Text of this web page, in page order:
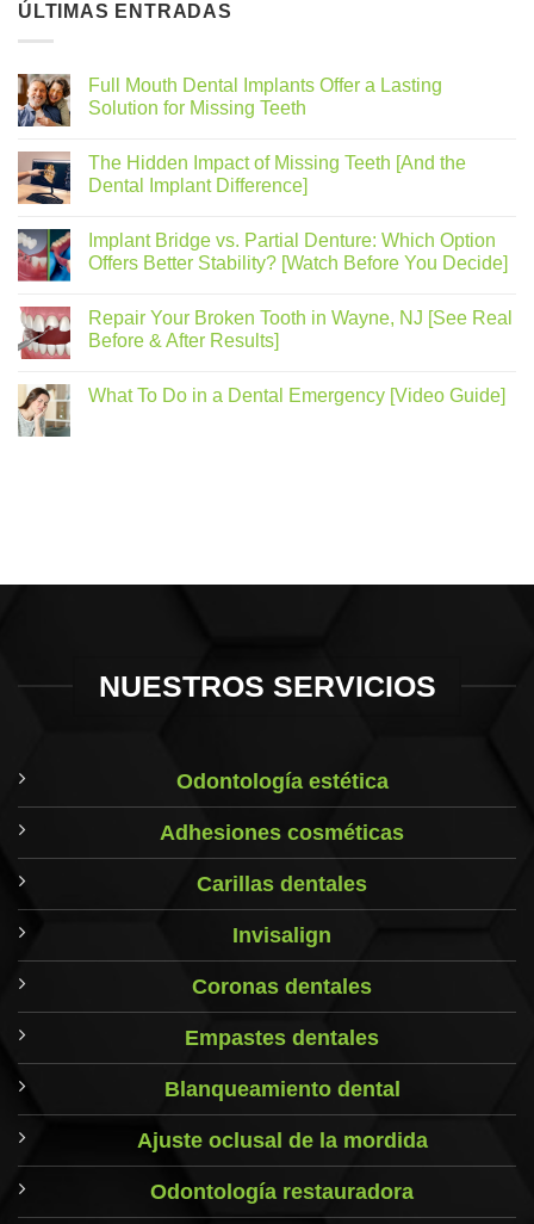
ÚLTIMAS ENTRADAS
Full Mouth Dental Implants Offer a Lasting
Solution for Missing Teeth
The Hidden Impact of Missing Teeth [And the
Dental Implant Difference]
Implant Bridge vs. Partial Denture: Which Option
Offers Better Stability? [Watch Before You Decide]
Repair Your Broken Tooth in Wayne, NJ [See Real
Before & After Results]
What To Do in a Dental Emergency [Video Guide]
NUESTROS SERVICIOS
Odontología estética
Adhesiones cosméticas
Carillas dentales
Invisalign
Coronas dentales
Empastes dentales
Blanqueamiento dental
Ajuste oclusal de la mordida
Odontología restauradora